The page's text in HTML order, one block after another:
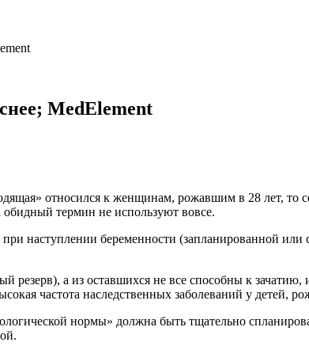
MedElement
относился к женщинам, рожавшим в 28 лет,
термин не используют вовсе.
наступлении беременности (запланированной
резерв), а из оставшихся не все способны к
частота наследственных заболеваний у детей,
нормы» должна быть тщательно